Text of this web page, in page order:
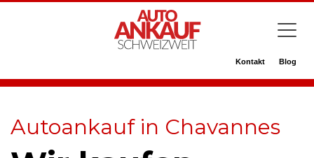
Kontakt Blog
Autoankauf in Chavannes